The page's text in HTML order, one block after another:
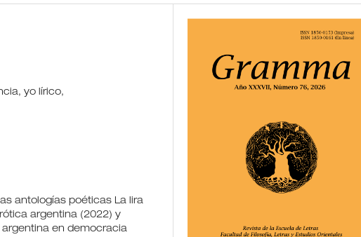
yo lírico,
antologías poéticas La lira
argentina (2022) y
en democracia